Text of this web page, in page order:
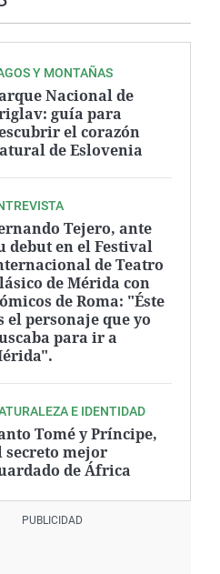
Y MONTAÑAS
Nacional de
guía para
el corazón
de Eslovenia
Tejero, ante
debut en el Festival
de Teatro
de Mérida con
de Roma: "Éste
el personaje que yo
para ir a
E IDENTIDAD
Tomé y Príncipe,
secreto mejor
de África